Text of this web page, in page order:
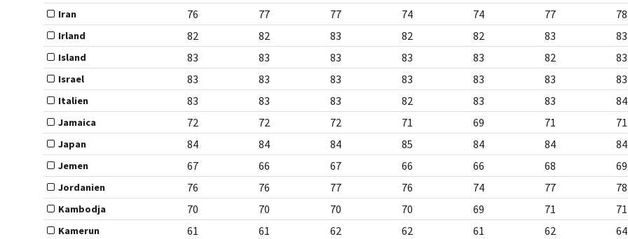
Iran 76 77 77 74 74 77 78
Irland 82 82 83 82 82 83 83
Island 83 83 83 83 83 82 83
Israel 83 83 83 83 83 83 83
Italien 83 83 83 82 83 83 84
Jamaica 72 72 72 71 69 71 71
Japan 84 84 84 85 84 84 84
Jemen 67 66 67 66 66 68 69
Jordanien 76 76 77 76 74 77 78
Kambodja 70 70 70 70 69 71 71
Kamerun 61 61 62 62 61 62 64